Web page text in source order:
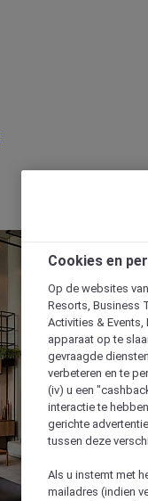
Cookies en
Op de websites
Resorts, Business
Activities & Events,
apparaat op te
gevraagde
verbeteren en te
(iv) u een
interactie te
gerichte
tussen deze
Als u instemt met
mailadres (indien